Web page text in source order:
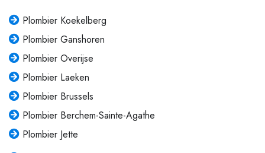
Plombier Koekelberg
Plombier Ganshoren
Plombier Overijse
Plombier Laeken
Plombier Brussels
Plombier Berchem-Sainte-Agathe
Plombier Jette